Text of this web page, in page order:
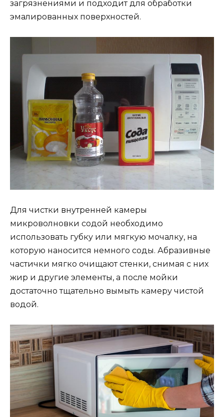
загрязнениями и подходит для обработки
эмалированных поверхностей.
Для чистки внутренней камеры
микроволновки содой необходимо
использовать губку или мягкую мочалку, на
которую наносится немного соды. Абразивные
частички мягко очищают стенки, снимая с них
жир и другие элементы, а после мойки
достаточно тщательно вымыть камеру чистой
водой.